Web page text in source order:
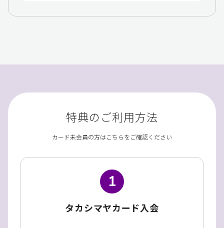
特典のご利用方法
カード未会員の方はこちらをご確認ください
1
タカシマヤカード入会